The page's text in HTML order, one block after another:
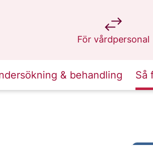
För vårdpersonal
på 1177.se
& behandling Så